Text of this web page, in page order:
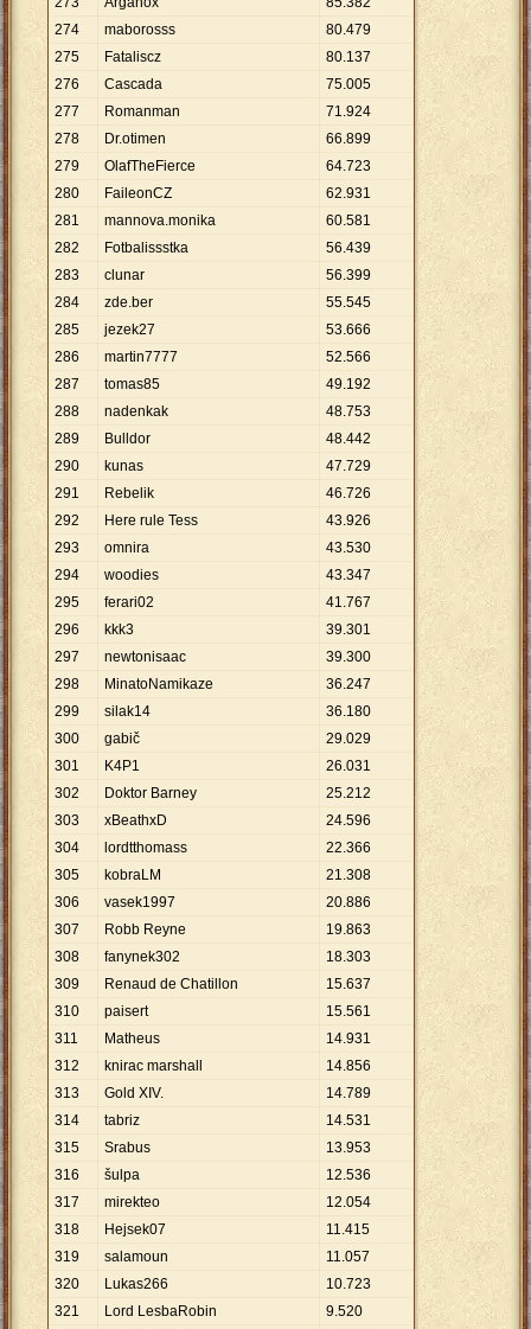
274
maborosss 80.479
275
Fataliscz 80.137
276
Cascada 75.005
277
Romanman 71.924
278
Dr.otimen 66.899
279
OlafTheFierce 64.723
280
FaileonCZ 62.931
281
mannova.monika 60.581
282
Fotbalissstka 56.439
283
clunar 56.399
284
zde.ber 55.545
285
jezek27 53.666
286
martin7777 52.566
287
tomas85 49.192
288
nadenkak 48.753
289
Bulldor 48.442
290
kunas 47.729
291
Rebelik 46.726
292
Here rule Tess 43.926
293
omnira 43.530
294
woodies 43.347
295
ferari02 41.767
296
kkk3 39.301
297
newtonisaac 39.300
298
MinatoNamikaze 36.247
299
silak14 36.180
300
gabič 29.029
301
K4P1 26.031
302
Doktor Barney 25.212
303
xBeathxD 24.596
304
lordtthomass 22.366
305
kobraLM 21.308
306
vasek1997 20.886
307
Robb Reyne 19.863
308
fanynek302 18.303
309
Renaud de Chatillon 15.637
310
paisert 15.561
311
Matheus 14.931
312
knirac marshall 14.856
313
Gold XIV. 14.789
314
tabriz 14.531
315
Srabus 13.953
316
šulpa 12.536
317
mirekteo 12.054
318
Hejsek07 11.415
319
salamoun 11.057
320
Lukas266 10.723
321
Lord LesbaRobin 9.520